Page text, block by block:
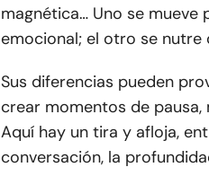
magnética… Uno se
emocional; el otro se nutre
Sus diferencias pueden
crear momentos de
Aquí hay un tira y afloja,
conversación, la